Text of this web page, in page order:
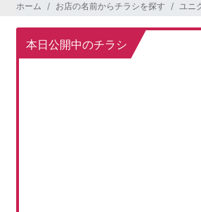
ホーム
お店の名前からチラシを探す ユニ
本日公開中のチラシ